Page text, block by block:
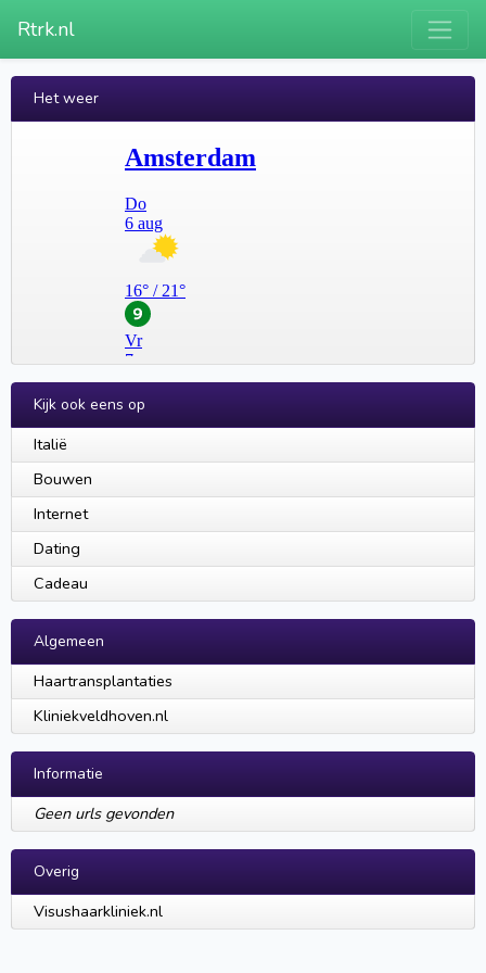
Rtrk.nl
Het weer
Kijk ook eens op
Italië
Bouwen
Internet
Dating
Cadeau
Algemeen
Haartransplantaties
Kliniekveldhoven.nl
Informatie
Geen urls gevonden
Overig
Visushaarkliniek.nl